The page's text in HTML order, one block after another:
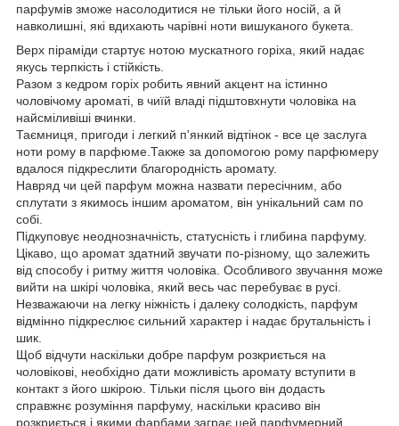
парфумів зможе насолодитися не тільки його носій, а й
навколишні, які вдихають чарівні ноти вишуканого букета.
Верх піраміди стартує нотою мускатного горіха, який надає
якусь терпкість і стійкість.
Разом з кедром горіх робить явний акцент на істинно
чоловічому ароматі, в чиїй владі підштовхнути чоловіка на
найсміливіші вчинки.
Таємниця, пригоди і легкий п'янкий відтінок - все це заслуга
ноти рому в парфюме.Также за допомогою рому парфюмеру
вдалося підкреслити благородність аромату.
Навряд чи цей парфум можна назвати пересічним, або
сплутати з якимось іншим ароматом, він унікальний сам по
собі.
Підкуповує неоднозначність, статусність і глибина парфуму.
Цікаво, що аромат здатний звучати по-різному, що залежить
від способу і ритму життя чоловіка. Особливого звучання може
вийти на шкірі чоловіка, який весь час перебуває в русі.
Незважаючи на легку ніжність і далеку солодкість, парфум
відмінно підкреслює сильний характер і надає брутальність і
шик.
Щоб відчути наскільки добре парфум розкриється на
чоловікові, необхідно дати можливість аромату вступити в
контакт з його шкірою. Тільки після цього він додасть
справжнє розуміння парфуму, наскільки красиво він
розкриється і якими фарбами заграє цей парфумерний